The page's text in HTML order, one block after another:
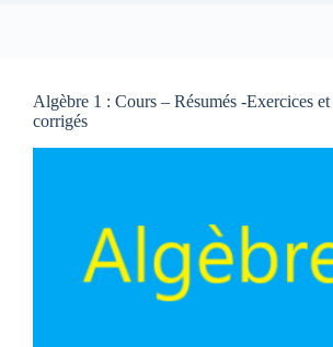
Algèbre 1 : Cours – Résumés -Exercices
corrigés